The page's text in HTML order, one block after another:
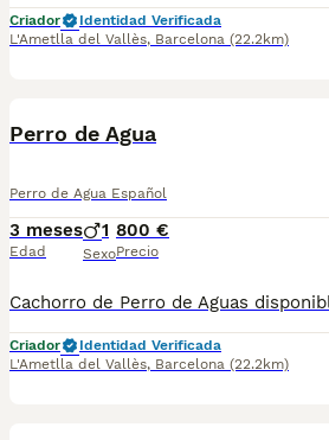
Criador
Identidad Verificada
L'Ametlla del Vallès, Barcelona (22.2km)
Perro de Agua
Perro de Agua Español
3 meses
Edad
1
Sexo
800 €
Precio
Criador
Identidad Verificada
L'Ametlla del Vallès, Barcelona (22.2km)